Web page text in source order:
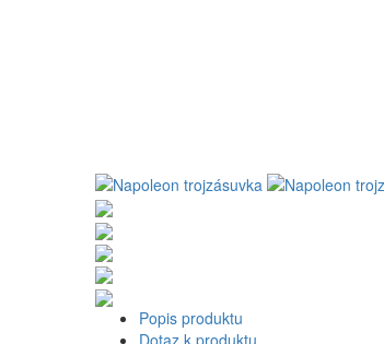
Popis produktu
Dotaz k produktu